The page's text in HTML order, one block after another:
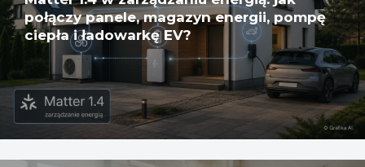
połączy panele, magazyn energii, pompę
ciepła i ładowarkę EV?